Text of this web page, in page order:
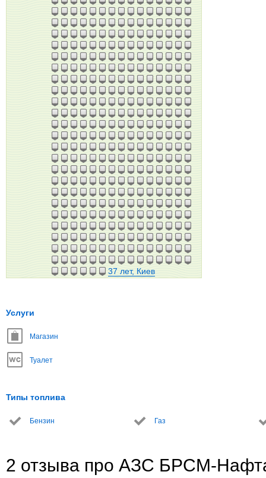
37 лет, Киев
Услуги
Магазин
Туалет
Типы топлива
Бензин Газ
2 отзыва про АЗС БРСМ-